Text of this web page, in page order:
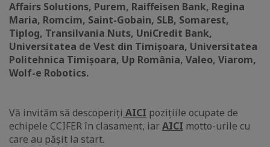
Affairs Solutions, Purem, Raiffeisen Bank, Regina
Maria, Romcim, Saint-Gobain, SLB, Somarest,
Tiplog, Transilvania Nuts, UniCredit Bank,
Universitatea de Vest din Timișoara, Universitatea
Politehnica Timișoara, Up România, Valeo, Viarom,
Wolf-e Robotics.
Vă invităm să descoperiți AICI pozițiile ocupate de
echipele CCIFER în clasament, iarAICI motto-urile cu
care au pășit la start.